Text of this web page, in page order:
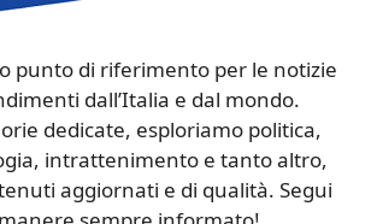
punto di riferimento per le notizie
dall’Italia e dal mondo.
dedicate, esploriamo politica,
intrattenimento e tanto altro,
aggiornati e di qualità. Segui